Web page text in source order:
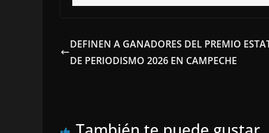
DEFINEN A GANADORES DEL PREMIO
DE PERIODISMO 2026 EN CAMPECHE